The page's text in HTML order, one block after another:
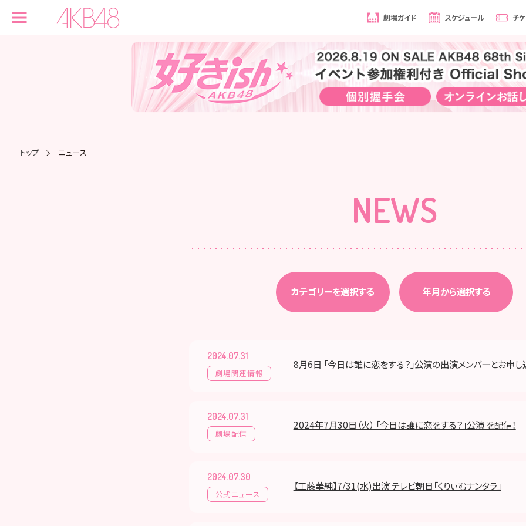
劇場ガイド スケジュール チ
トップ ニュース
NEWS
カテゴリーを選択する 年月から選択する
2024.07.31
劇場関連情報
8月6日 「今日は誰に恋をする？」公演の出演メンバーとお申
2024.07.31
劇場配信
2024年7月30日（火） 「今日は誰に恋をする？」公演 を配信！
2024.07.30
公式ニュース
【工藤華純】7/31(水)出演 テレビ朝日「くりぃむナンタラ」